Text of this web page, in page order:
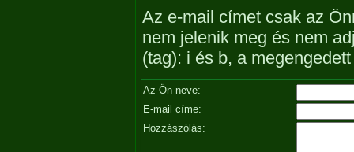
Az e-mail címet csak az
nem jelenik meg és nem
(tag): i és b, a
Az Ön neve:
E-mail címe:
Hozzászólás: